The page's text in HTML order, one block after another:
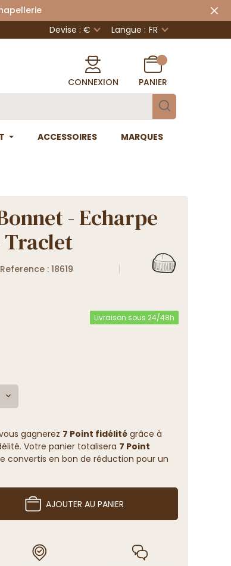
Devise : € Langue : FR
CONNEXION PANIER
ACCESSOIRES MARQUES
- Echarpe
Traclet
Reference : 18619
Livraison sous 24/48h
gagnerez 7 Point fidélitégrâce à
Votre panier totalisera 7 Point
convertis en bon de réduction pour un
AJOUTER AU PANIER